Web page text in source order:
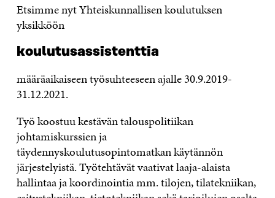
Etsimme nyt Yhteiskunnallisen koulutuksen
yksikköön
koulutusassistenttia
määräaikaiseen työsuhteeseen ajalle 30.9.2019-
31.12.2021.
Työ koostuu kestävän talouspolitiikan
johtamiskurssien ja
täydennyskoulutusopintomatkan käytännön
järjestelyistä. Työtehtävät vaativat laaja-alaista
hallintaa ja koordinointia mm. tilojen, tilatekniikan,